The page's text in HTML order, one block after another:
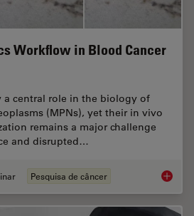
Workflow in Blood Cancer
a central role in the biology of
(MPNs), yet their in vivo
remains a major challenge
and disrupted…
Pesquisa de câncer Spatial